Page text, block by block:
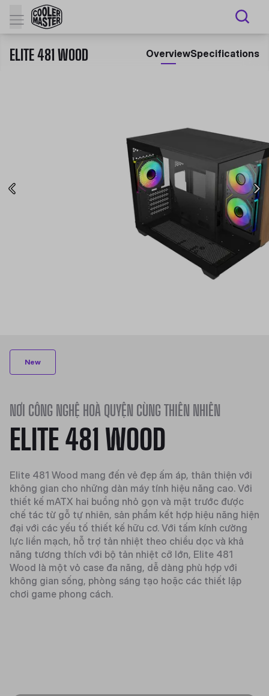
ELITE 481 WOOD OverviewSpecifications
New
NƠI CÔNG NGHỆ HOÀ QUYỆN CÙNG THIÊN NHIÊN
ELITE 481 WOOD
Elite 481 Wood mang đến vẻ đẹp ấm áp, thân thiện với
không gian cho những dàn máy tính hiệu năng cao. Với
thiết kế mATX hai buồng nhỏ gọn và mặt trước được
chế tác từ gỗ tự nhiên, sản phẩm kết hợp hiệu năng hiện
đại với các yếu tố thiết kế hữu cơ. Với tấm kính cường
lực liền mạch, hỗ trợ tản nhiệt theo chiều dọc và khả
năng tương thích với bộ tản nhiệt cỡ lớn, Elite 481
Wood là một vỏ case đa năng, dễ dàng phù hợp với
không gian sống, phòng sáng tạo hoặc các thiết lập
chơi game phong cách.